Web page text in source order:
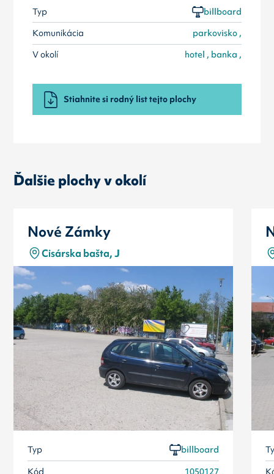
Typ
billboard
Komunikácia
parkovisko ,
V okolí
hotel , banka ,
Stiahnite si rodný list tejto plochy
Ďalšie plochy v okolí
Nové Zámky
Cisárska bašta, J
Typ
billboard
Kód
1050127